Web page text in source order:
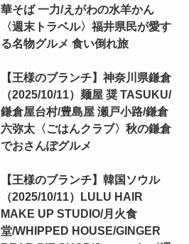
華そば 一力/えがわの水羊かん
〈週末トラベル〉福井県民が愛す
る名物グルメ 食い倒れ旅
【王様のブランチ】神奈川県鎌倉
（2025/10/11）麺屋 奨 TASUKU/
鎌倉屋台村/豊島屋 瀬戸小路/鎌倉
六弥太〈ごはんクラブ〉秋の鎌倉
でおさんぽグルメ
【王様のブランチ】韓国ソウル
（2025/10/11）LULU HAIR
MAKE UP STUDIO/月火食
堂/WHIPPED HOUSE/GINGER